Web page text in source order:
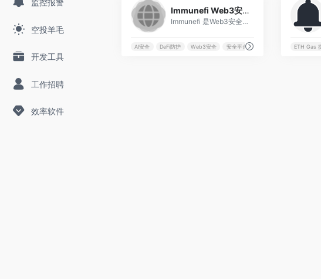
监控报警
空投羊毛
开发工具
工作招聘
效率软件
Immunefi Web3安全平台
Immunefi 是Web3安全操作系统，保护DeFi、稳定币、RWA和机构资产，通过AI驱动的端到端防护守护超过1900亿美元资产，推动链上经济下一波采用。
AI安全 DeFi防护 Web3安全 安全平台 ETH Gas